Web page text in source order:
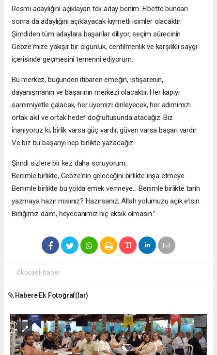
Resmi adaylığını açıklayan tek aday benim. Elbette bundan
sonra da adaylığını açıklayacak kıymetli isimler olacaktır.
Şimdiden tüm adaylara başarılar diliyor, seçim sürecinin
Gebze'mize yakışır bir olgunluk, centilmenlik ve karşılıklı saygı
içerisinde geçmesini temenni ediyorum.
Bu merkez, bugünden itibaren emeğin, istişarenin,
dayanışmanın ve başarının merkezi olacaktır. Her kapıyı
samimiyetle çalacak, her üyemizi dinleyecek, her adımımızı
ortak akıl ve ortak hedef doğrultusunda atacağız. Biz
inanıyoruz ki; birlik varsa güç vardır, güven varsa başarı vardır.
Ve biz bu başarıyı hep birlikte yazacağız.
Şimdi sizlere bir kez daha soruyorum;
Benimle birlikte, Gebze'nin geleceğini birlikte inşa etmeye...
Benimle birlikte bu yolda emek vermeye... Benimle birlikte tarih
yazmaya hazır mısınız? Hazırsanız, Allah yolumuzu açık etsin.
Birliğimiz daim, heyecanımız hiç eksik olmasın.”
#kocaeli haber
Habere Ek Fotoğraf(lar)